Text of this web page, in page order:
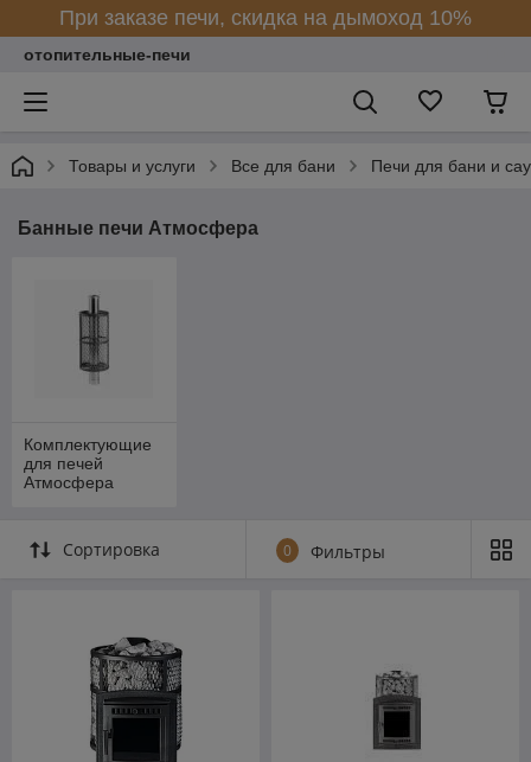
При заказе печи, скидка на дымоход 10%
отопительные-печи
Товары и услуги Все для бани Печи для бани и
Банные печи Атмосфера
Комплектующие
для печей
Атмосфера
Сортировка 0 Фильтры